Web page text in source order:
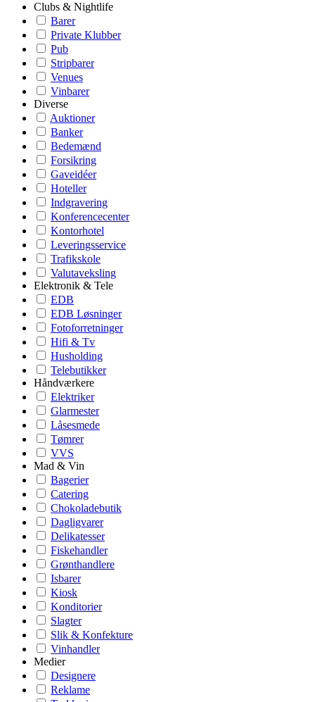
Clubs & Nightlife
Barer
Private Klubber
Pub
Stripbarer
Venues
Vinbarer
Diverse
Auktioner
Banker
Bedemænd
Forsikring
Gaveidéer
Hoteller
Indgravering
Konferencecenter
Kontorhotel
Leveringsservice
Trafikskole
Valutaveksling
Elektronik & Tele
EDB
EDB Løsninger
Fotoforretninger
Hifi & Tv
Husholding
Telebutikker
Håndværkere
Elektriker
Glarmester
Låsesmede
Tømrer
VVS
Mad & Vin
Bagerier
Catering
Chokoladebutik
Dagligvarer
Delikatesser
Fiskehandler
Grønthandlere
Isbarer
Kiosk
Konditorier
Slagter
Slik & Konfekture
Vinhandler
Medier
Designere
Reklame